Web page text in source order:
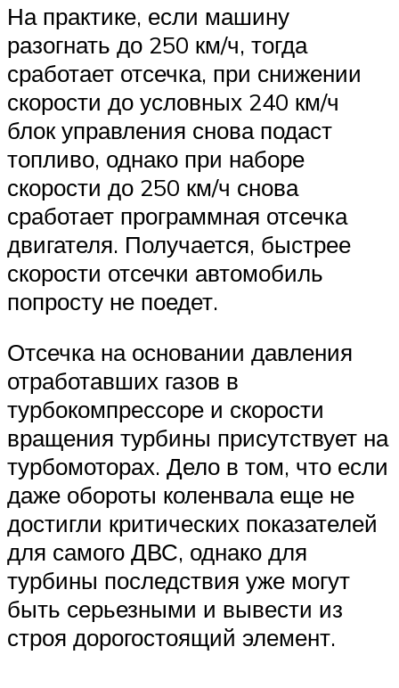
На практике, если машину
разогнать до 250 км/ч, тогда
сработает отсечка, при снижении
скорости до условных 240 км/ч
блок управления снова подаст
топливо, однако при наборе
скорости до 250 км/ч снова
сработает программная отсечка
двигателя. Получается, быстрее
скорости отсечки автомобиль
попросту не поедет.
Отсечка на основании давления
отработавших газов в
турбокомпрессоре и скорости
вращения турбины присутствует на
турбомоторах. Дело в том, что если
даже обороты коленвала еще не
достигли критических показателей
для самого ДВС, однако для
турбины последствия уже могут
быть серьезными и вывести из
строя дорогостоящий элемент.